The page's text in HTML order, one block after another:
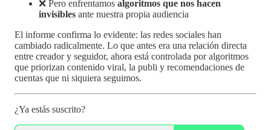
❌ Pero enfrentamos algoritmos que nos hacen
invisibles ante nuestra propia audiencia
El informe confirma lo evidente: las redes sociales han
cambiado radicalmente. Lo que antes era una relación directa
entre creador y seguidor, ahora está controlada por algoritmos
que priorizan contenido viral, la publi y recomendaciones de
cuentas que ni siquiera seguimos.
¿Ya estás suscrito?